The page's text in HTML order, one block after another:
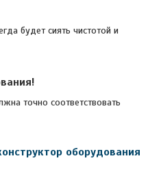
будет сиять чистотой и
точно соответствовать
оборудования